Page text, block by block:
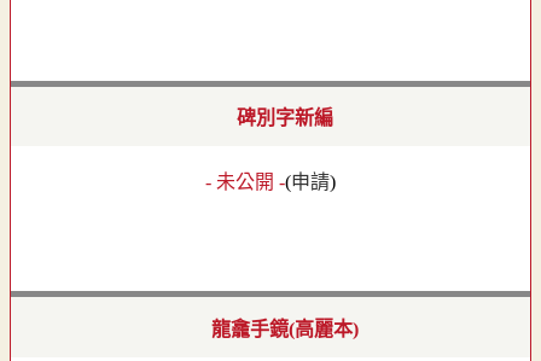
碑別字新編
- 未公開 -(申請)
龍龕手鏡(高麗本)